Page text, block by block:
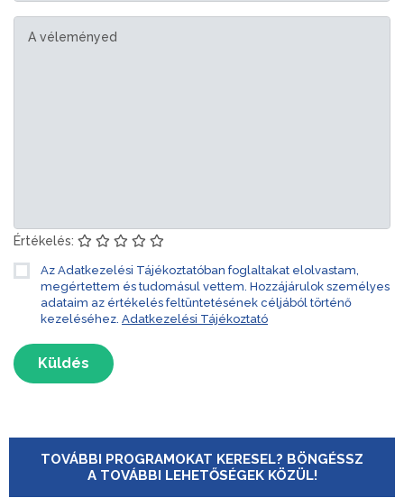
Értékelés:
Az Adatkezelési Tájékoztatóban foglaltakat elolvastam,
megértettem és tudomásul vettem. Hozzájárulok személyes
adataim az értékelés feltüntetésének céljából történő
kezeléséhez. Adatkezelési Tájékoztató
Küldés
TOVÁBBI PROGRAMOKAT KERESEL? BÖNGÉSSZ
A TOVÁBBI LEHETŐSÉGEK KÖZÜL!